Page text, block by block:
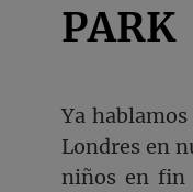
PARK
Ya
Londres en
niños en fin